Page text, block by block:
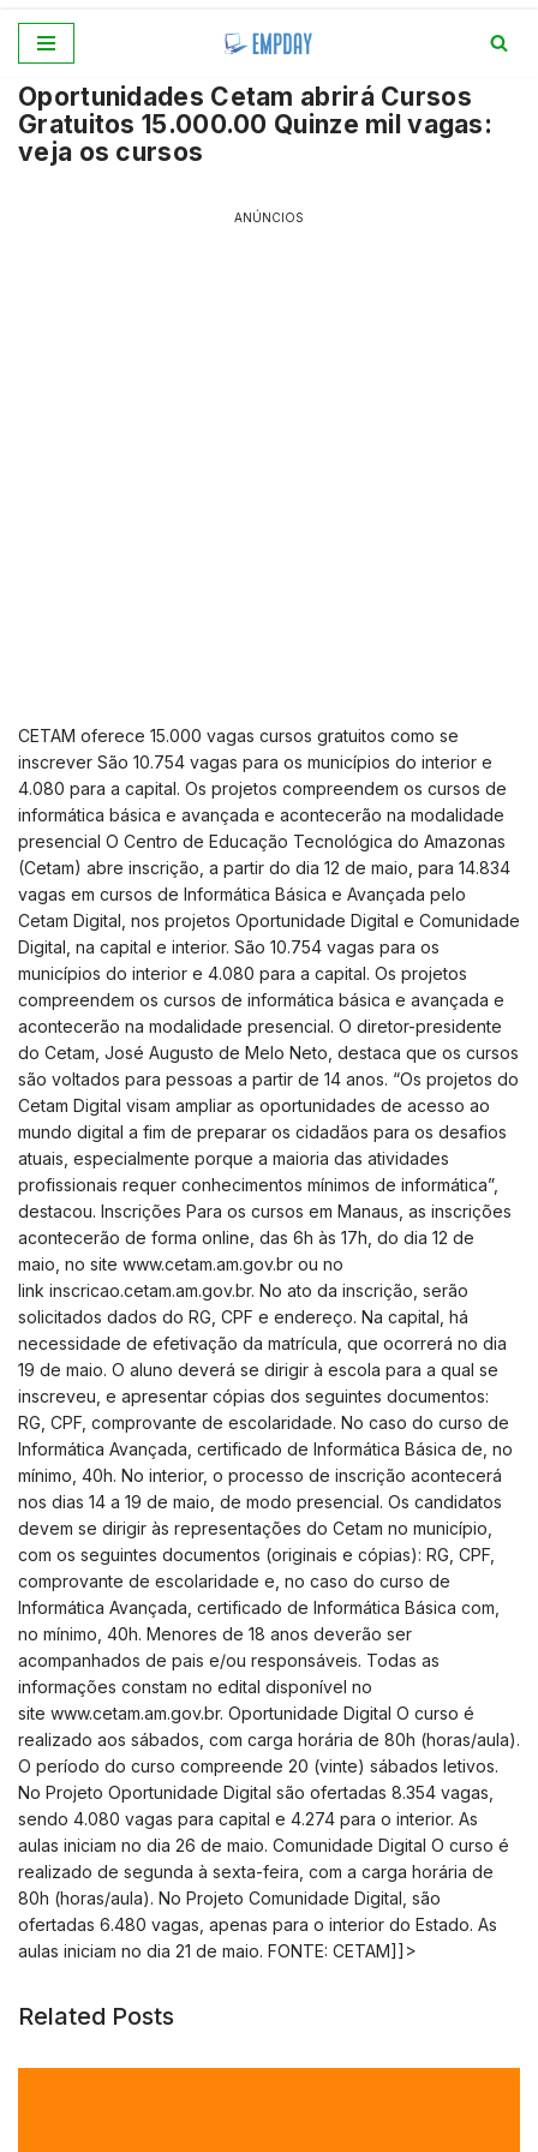
para
o
conteúdo
Oportunidades Cetam abrirá Cursos
Gratuitos 15.000.00 Quinze mil vagas:
veja os cursos
ANÚNCIOS
CETAM oferece 15.000 vagas cursos gratuitos como se
inscrever São 10.754 vagas para os municípios do interior e
4.080 para a capital. Os projetos compreendem os cursos de
informática básica e avançada e acontecerão na modalidade
presencial O Centro de Educação Tecnológica do Amazonas
(Cetam) abre inscrição, a partir do dia 12 de maio, para 14.834
vagas em cursos de Informática Básica e Avançada pelo
Cetam Digital, nos projetos Oportunidade Digital e Comunidade
Digital, na capital e interior. São 10.754 vagas para os
municípios do interior e 4.080 para a capital. Os projetos
compreendem os cursos de informática básica e avançada e
acontecerão na modalidade presencial. O diretor-presidente
do Cetam, José Augusto de Melo Neto, destaca que os cursos
são voltados para pessoas a partir de 14 anos. “Os projetos do
Cetam Digital visam ampliar as oportunidades de acesso ao
mundo digital a fim de preparar os cidadãos para os desafios
atuais, especialmente porque a maioria das atividades
profissionais requer conhecimentos mínimos de informática”,
destacou. Inscrições Para os cursos em Manaus, as inscrições
acontecerão de forma online, das 6h às 17h, do dia 12 de
maio, no site www.cetam.am.gov.br ou no
link inscricao.cetam.am.gov.br. No ato da inscrição, serão
solicitados dados do RG, CPF e endereço. Na capital, há
necessidade de efetivação da matrícula, que ocorrerá no dia
19 de maio. O aluno deverá se dirigir à escola para a qual se
inscreveu, e apresentar cópias dos seguintes documentos:
RG, CPF, comprovante de escolaridade. No caso do curso de
Informática Avançada, certificado de Informática Básica de, no
mínimo, 40h. No interior, o processo de inscrição acontecerá
nos dias 14 a 19 de maio, de modo presencial. Os candidatos
devem se dirigir às representações do Cetam no município,
com os seguintes documentos (originais e cópias): RG, CPF,
comprovante de escolaridade e, no caso do curso de
Informática Avançada, certificado de Informática Básica com,
no mínimo, 40h. Menores de 18 anos deverão ser
acompanhados de pais e/ou responsáveis. Todas as
informações constam no edital disponível no
site www.cetam.am.gov.br. Oportunidade Digital O curso é
realizado aos sábados, com carga horária de 80h (horas/aula).
O período do curso compreende 20 (vinte) sábados letivos.
No Projeto Oportunidade Digital são ofertadas 8.354 vagas,
sendo 4.080 vagas para capital e 4.274 para o interior. As
aulas iniciam no dia 26 de maio. Comunidade Digital O curso é
realizado de segunda à sexta-feira, com a carga horária de
80h (horas/aula). No Projeto Comunidade Digital, são
ofertadas 6.480 vagas, apenas para o interior do Estado. As
aulas iniciam no dia 21 de maio. FONTE: CETAM]]>
Related Posts